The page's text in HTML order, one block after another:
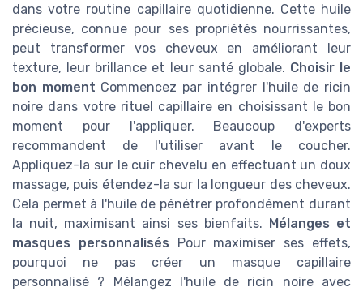
dans votre routine capillaire quotidienne. Cette huile
précieuse, connue pour ses propriétés nourrissantes,
peut transformer vos cheveux en améliorant leur
texture, leur brillance et leur santé globale. Choisir le
bon moment Commencez par intégrer l'huile de ricin
noire dans votre rituel capillaire en choisissant le bon
moment pour l'appliquer. Beaucoup d'experts
recommandent de l'utiliser avant le coucher.
Appliquez-la sur le cuir chevelu en effectuant un doux
massage, puis étendez-la sur la longueur des cheveux.
Cela permet à l'huile de pénétrer profondément durant
la nuit, maximisant ainsi ses bienfaits.
Mélanges et
masques personnalisés Pour maximiser ses effets,
pourquoi ne pas créer un masque capillaire
personnalisé ? Mélangez l'huile de ricin noire avec